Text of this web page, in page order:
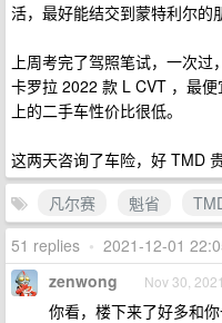
活，最好能结交到蒙特利尔的
上周考完了驾照笔试，一次过
卡罗拉 2022 款 L CVT ，最
上的二手车性价比很低。
这两天咨询了车险，好 TMD
凡尔赛
魁省
51 replies • 2021-12-01
zenwong Nov 30, 2021
你看，楼下来了好多和你